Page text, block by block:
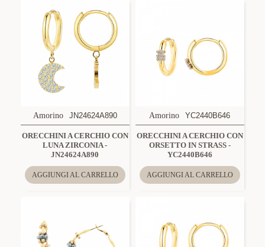
Amorino JN24624A890
ORECCHINI A CERCHIO CON
LUNA ZIRCONIA -
JN24624A890
AGGIUNGI AL CARRELLO
Amorino YC2440B646
ORECCHINI A CERCHIO CON
ORSETTO IN STRASS -
YC2440B646
AGGIUNGI AL CARRELLO